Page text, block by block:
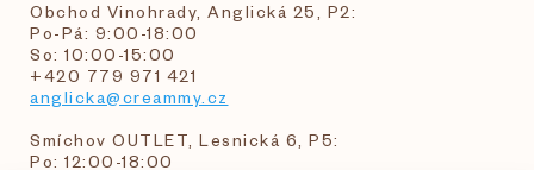
Obchod Vinohrady, Anglická 25, P2:
Po-Pá: 9:00-18:00
So: 10:00-15:00
+420 779 971 421
anglicka@creammy.cz
Smíchov OUTLET, Lesnická 6, P5:
Po: 12:00-18:00